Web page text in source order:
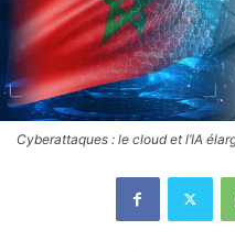
Cyberattaques : le cloud et l’IA